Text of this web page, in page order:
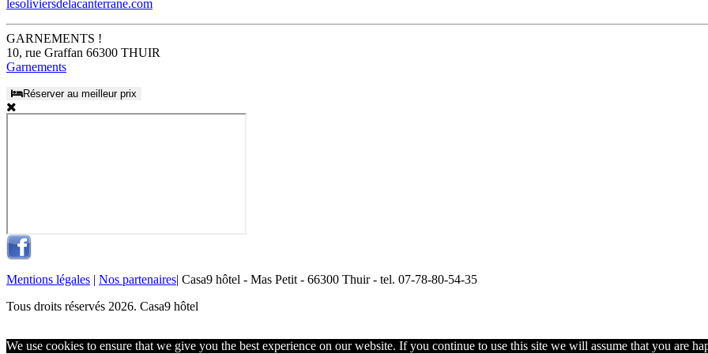
lesoliviersdelacanterrane.com
GARNEMENTS !
10, rue Graffan 66300 THUIR
Garnements
Réserver au meilleur prix
Mentions légales | Nos partenaires| Casa9 hôtel - Mas Petit - 66300 Thuir - tel. 07-78-80-54-35
Tous droits réservés 2026. Casa9 hôtel
We use cookies to ensure that we give you the best experience on our website. If you continue to use this site we will assume that you are